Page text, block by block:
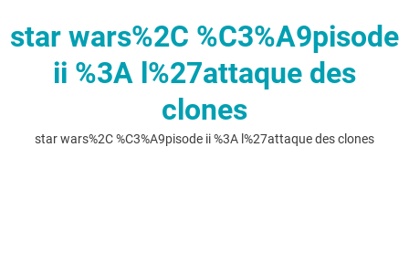
star wars%2C %C3%A9pisode
ii %3A l%27attaque des
clones
star wars%2C %C3%A9pisode ii %3A l%27attaque des clones